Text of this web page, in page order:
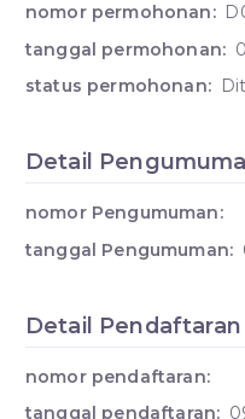
nomor permohonan:
tanggal permohonan:
status permohonan:
Detail
nomor Pengumuman:
tanggal Pengumuman:
Detail Pendaftaran
nomor pendaftaran:
tanggal pendaftaran: